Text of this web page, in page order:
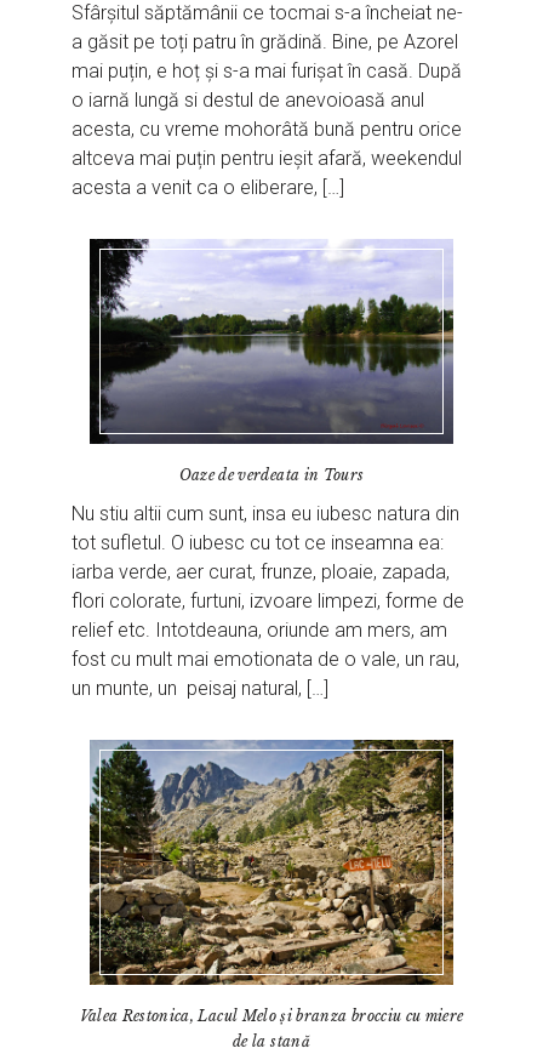
Sfârșitul săptămânii ce tocmai s-a încheiat ne-
a găsit pe toți patru în grădină. Bine, pe Azorel
mai puțin, e hoț și s-a mai furișat în casă. După
o iarnă lungă si destul de anevoioasă anul
acesta, cu vreme mohorâtă bună pentru orice
altceva mai puțin pentru ieșit afară, weekendul
acesta a venit ca o eliberare, […]
Oaze de verdeata in Tours
Nu stiu altii cum sunt, insa eu iubesc natura din
tot sufletul. O iubesc cu tot ce inseamna ea:
iarba verde, aer curat, frunze, ploaie, zapada,
flori colorate, furtuni, izvoare limpezi, forme de
relief etc. Intotdeauna, oriunde am mers, am
fost cu mult mai emotionata de o vale, un rau,
un munte, un peisaj natural, […]
Valea Restonica, Lacul Melo și branza brocciu cu miere
de la stană